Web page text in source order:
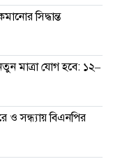
সিদ্ধান্ত
মাত্রা যোগ হবে: ১২–
ও সন্ধ্যায় বিএনপির